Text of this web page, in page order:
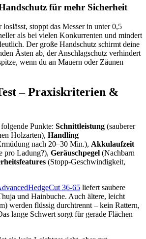
für mehr Sicherheit
loslässt, stoppt das Messer in unter 0,5
als bei vielen Konkurrenten und mindert
Der große Handschutz schirmt deine
Ästen ab, der Anschlagschutz verhindert
wenn du an Mauern oder Zäunen
– Praxiskriterien &
Punkte: Schnittleistung (sauberer
Holzarten), Handling
nach 20–30 Min.), Akkulaufzeit
pro Ladung?), Geräuschpegel (Nachbarn
(Stopp-Geschwindigkeit,
36-65 liefert saubere
und Hainbuche. Auch ältere, leicht
werden flüssig durchtrennt – kein Rattern,
lange Schwert sorgt für gerade Flächen